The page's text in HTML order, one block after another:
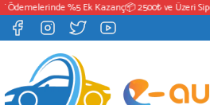
%5 Ek Kazanç📦 2500₺ ve Üzeri